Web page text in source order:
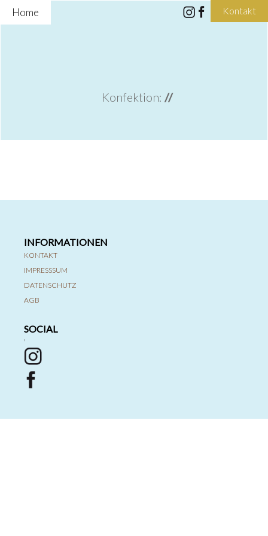
Home Kontakt
Konfektion: //
INFORMATIONEN
KONTAKT
IMPRESSSUM
DATENSCHUTZ
AGB
SOCIAL
'